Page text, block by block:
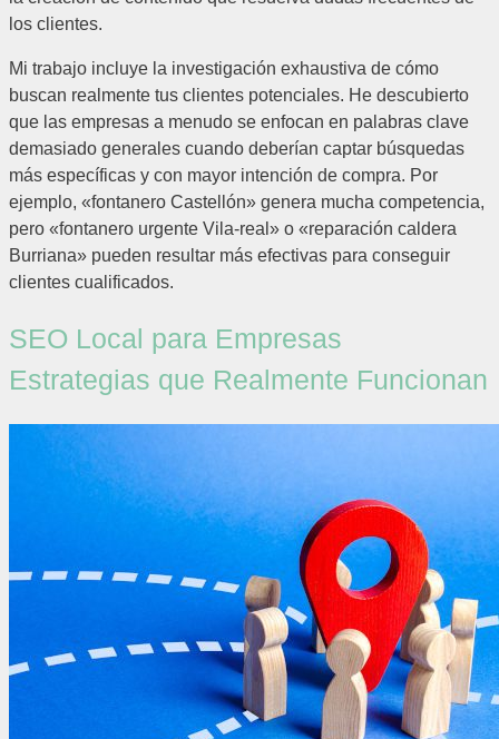
los clientes.
Mi trabajo incluye la investigación exhaustiva de cómo
buscan realmente tus clientes potenciales. He descubierto
que las empresas a menudo se enfocan en palabras clave
demasiado generales cuando deberían captar búsquedas
más específicas y con mayor intención de compra. Por
ejemplo, «fontanero Castellón» genera mucha competencia,
pero «fontanero urgente Vila-real» o «reparación caldera
Burriana» pueden resultar más efectivas para conseguir
clientes cualificados.
SEO Local para Empresas
Estrategias que Realmente Funcionan